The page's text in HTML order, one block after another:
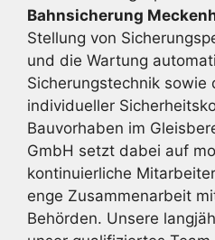
Bahnsicherung
Stellung von
und die Wartung
Sicherungstechnik sowie
individueller
Bauvorhaben im
GmbH setzt dabei auf
kontinuierliche
enge Zusammenarbeit
Behörden. Unsere